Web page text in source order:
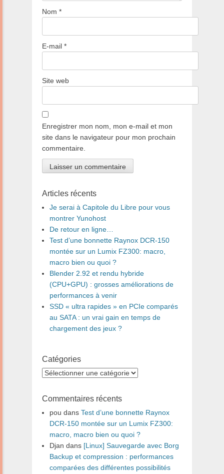
Nom *
E-mail *
Site web
Enregistrer mon nom, mon e-mail et mon
site dans le navigateur pour mon prochain
commentaire.
Articles récents
Je serai à Capitole du Libre pour vous
montrer Yunohost
De retour en ligne…
Test d’une bonnette Raynox DCR-150
montée sur un Lumix FZ300: macro,
macro bien ou quoi ?
Blender 2.92 et rendu hybride
(CPU+GPU) : grosses améliorations de
performances à venir
SSD « ultra rapides » en PCIe comparés
au SATA : un vrai gain en temps de
chargement des jeux ?
Catégories
Catégories
Commentaires récents
pou dans Test d’une bonnette Raynox
DCR-150 montée sur un Lumix FZ300:
macro, macro bien ou quoi ?
Djan dans [Linux] Sauvegarde avec Borg
Backup et compression : performances
comparées des différentes possibilités